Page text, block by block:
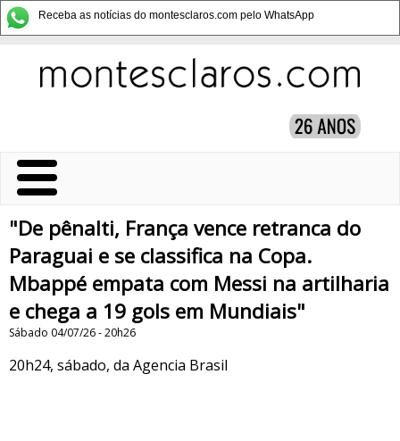
Receba as notícias do montesclaros.com pelo WhatsApp
"De pênalti, França vence retranca do
Paraguai e se classifica na Copa.
Mbappé empata com Messi na artilharia
e chega a 19 gols em Mundiais"
Sábado 04/07/26 - 20h26
20h24, sábado, da Agencia Brasil